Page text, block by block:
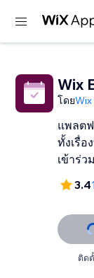
Wix
โดยWix
แพลต
ทั้งเรื่อ
เข้าร่ว
3.4
ติด